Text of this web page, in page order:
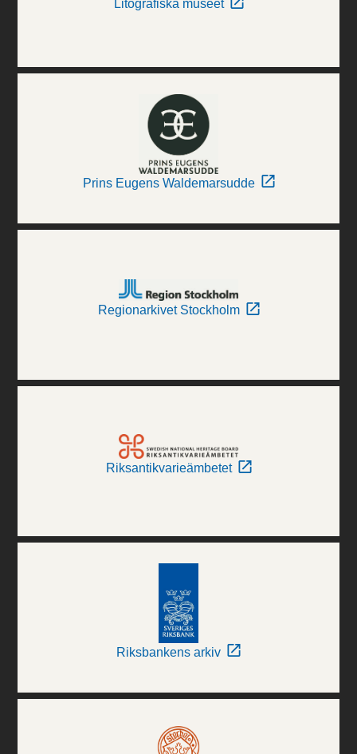
Litografiska museet
Prins Eugens Waldemarsudde
Regionarkivet Stockholm
Riksantikvarieämbetet
Riksbankens arkiv